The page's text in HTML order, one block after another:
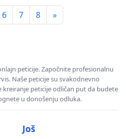
6 7 8 »
peticije. Započnite profesionalnu
Naše peticije su svakodnevno
peticije odličan put da budete
u donošenju odluka.
Još